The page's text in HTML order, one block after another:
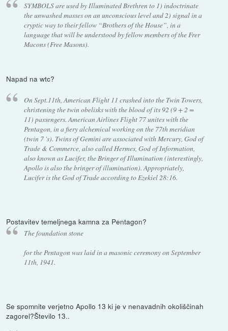
SYMBOLS are used by Illuminated Brethren to 1) indoctrinate
the unwashed masses on an unconscious level and 2) signal in a
cryptic way to their fellow “Brothers of the House”, in a
language that will be understood by fellow members of the Frer
Macons (Free Masons).
Napad na wtc?
On Sept.11th, American Flight 11 crashed into the Twin Towers,
christening the twin obelisks with the blood of its 92 (9 + 2 =
11) passengers. American Airlines Flight 77 unites with the
Pentagon, in a fiery alchemical working on the 77th meridian
(twin 7 's). Twins of Gemini are associated with Mercury, God of
Trade & Commerce, also called Hermes, God of Information,
also known as Lucifer, the Bringer of Illumination (interestingly,
Apollo is also the bringer of illumination). Appropriately,
Lucifer is the God of Trade according to Ezekiel 28:16.
Postavitev temeljnega kamna za Pentagon?
The foundation stone
for the Pentagon was laid in a masonic ceremony on September
11th, 1941.
Se spomnite verjetno Apollo 13 ki je v nenavadnih okoliščinah
zagorel?Število 13..